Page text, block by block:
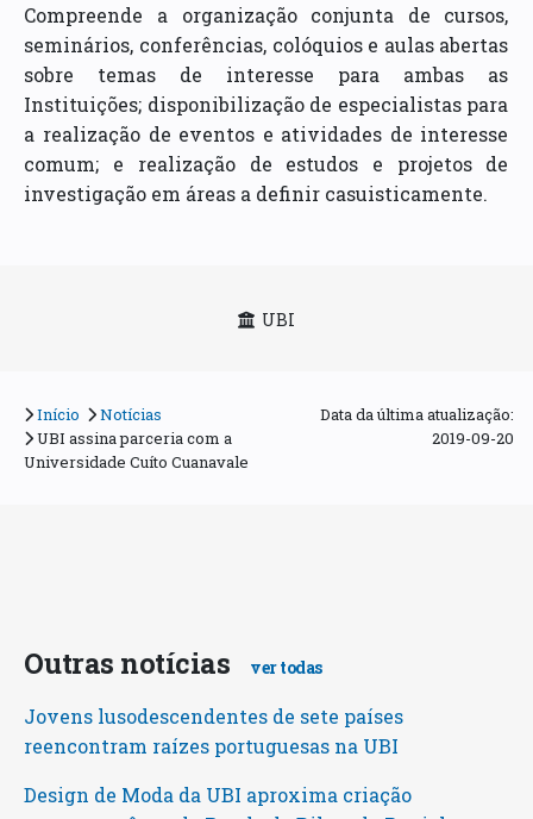
Compreende a organização conjunta de cursos,
seminários, conferências, colóquios e aulas abertas
sobre temas de interesse para ambas as
Instituições; disponibilização de especialistas para
a realização de eventos e atividades de interesse
comum; e realização de estudos e projetos de
investigação em áreas a definir casuisticamente.
UBI
Início
Notícias
UBI assina parceria com a
Universidade Cuíto Cuanavale
Data da última atualização:
2019-09-20
Outras notícias ver todas
Jovens lusodescendentes de sete países
reencontram raízes portuguesas na UBI
Design de Moda da UBI aproxima criação